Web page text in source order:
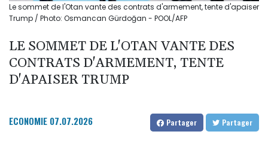
Le sommet de l'Otan vante des contrats d'armement, tente d'apaiser
Trump / Photo: Osmancan Gürdoğan - POOL/AFP
LE SOMMET DE L'OTAN VANTE DES
CONTRATS D'ARMEMENT, TENTE
D'APAISER TRUMP
ECONOMIE 07.07.2026 Partager Partager